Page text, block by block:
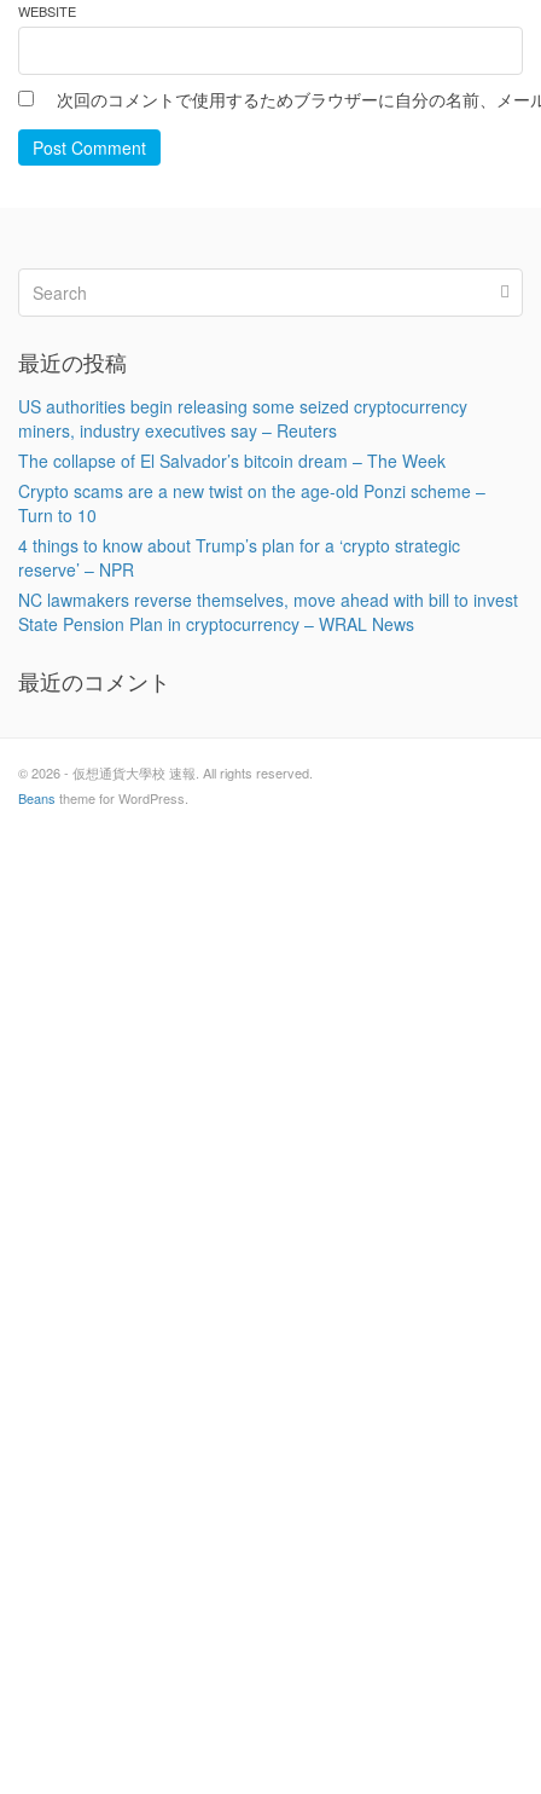
WEBSITE
次回のコメントで使用するためブラウザーに自分の名前、メー
Post Comment
最近の投稿
US authorities begin releasing some seized cryptocurrency
miners, industry executives say – Reuters
The collapse of El Salvador’s bitcoin dream – The Week
Crypto scams are a new twist on the age-old Ponzi scheme –
Turn to 10
4 things to know about Trump’s plan for a ‘crypto strategic
reserve’ – NPR
NC lawmakers reverse themselves, move ahead with bill to invest
State Pension Plan in cryptocurrency – WRAL News
最近のコメント
© 2026 - 仮想通貨大學校 速報. All rights reserved.
Beans theme for WordPress.